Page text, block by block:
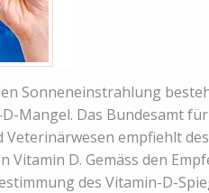
Sonneneinstrahlung
Mangel. Das Bundesamt für
empfiehlt
Vitamin D. Gemäss den
des Vitamin-D-